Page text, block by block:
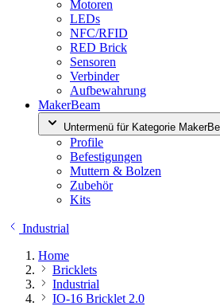
Motoren
LEDs
NFC/RFID
RED Brick
Sensoren
Verbinder
Aufbewahrung
MakerBeam
Untermenü für Kategorie
Profile
Befestigungen
Muttern & Bolzen
Zubehör
Kits
Industrial
Home
Bricklets
Industrial
IO-16 Bricklet 2.0